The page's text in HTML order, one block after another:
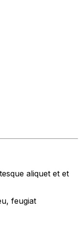
aliquet et et
feugiat